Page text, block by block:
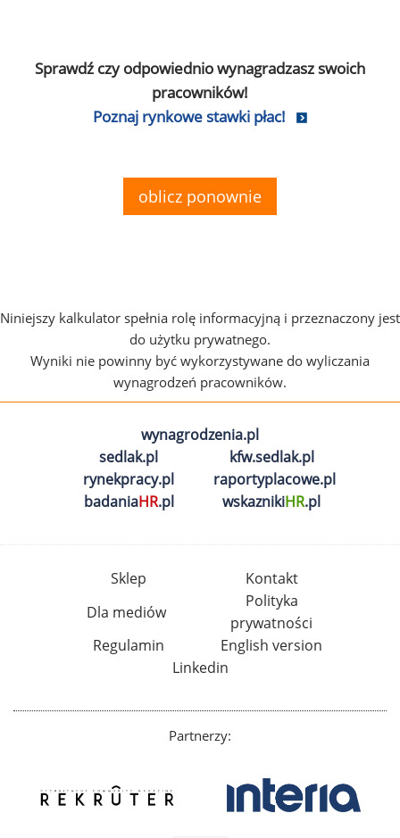
Sprawdź czy odpowiednio wynagradzasz swoich
pracowników!
Poznaj rynkowe stawki płac!
oblicz ponownie
Niniejszy kalkulator spełnia rolę informacyjną i przeznaczony jest
do użytku prywatnego.
Wyniki nie powinny być wykorzystywane do wyliczania
wynagrodzeń pracowników.
wynagrodzenia.pl
sedlak.pl
kfw.sedlak.pl
rynekpracy.pl
raportyplacowe.pl
badaniaHR.pl wskaznikiHR.pl
Sklep
Kontakt
Dla mediów
Polityka
prywatności
Regulamin
English version
Linkedin
Partnerzy: